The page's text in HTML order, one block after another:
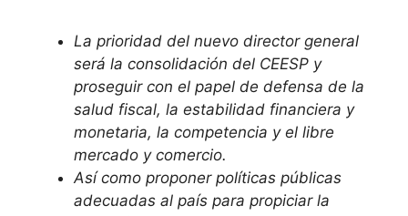
La prioridad del nuevo director general
será la consolidación del CEESP y
proseguir con el papel de defensa de la
salud fiscal, la estabilidad financiera y
monetaria, la competencia y el libre
mercado y comercio.
Así como proponer políticas públicas
adecuadas al país para propiciar la